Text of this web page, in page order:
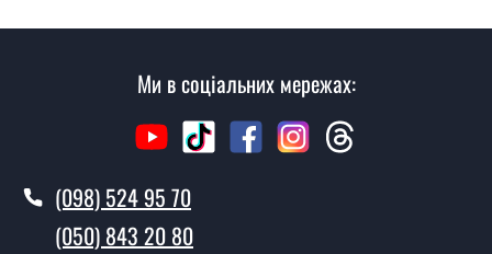
Скільки коштує викликати замірника?
Виклик замірника-консультанта коштує 500 грн.
дверей ТМ Фаворит?
Так робимо. Монтаж міжкімнатних дверей ТМ Фаворит
Ми в соціальних мережах:
(098) 524 95 70
(050) 843 20 80